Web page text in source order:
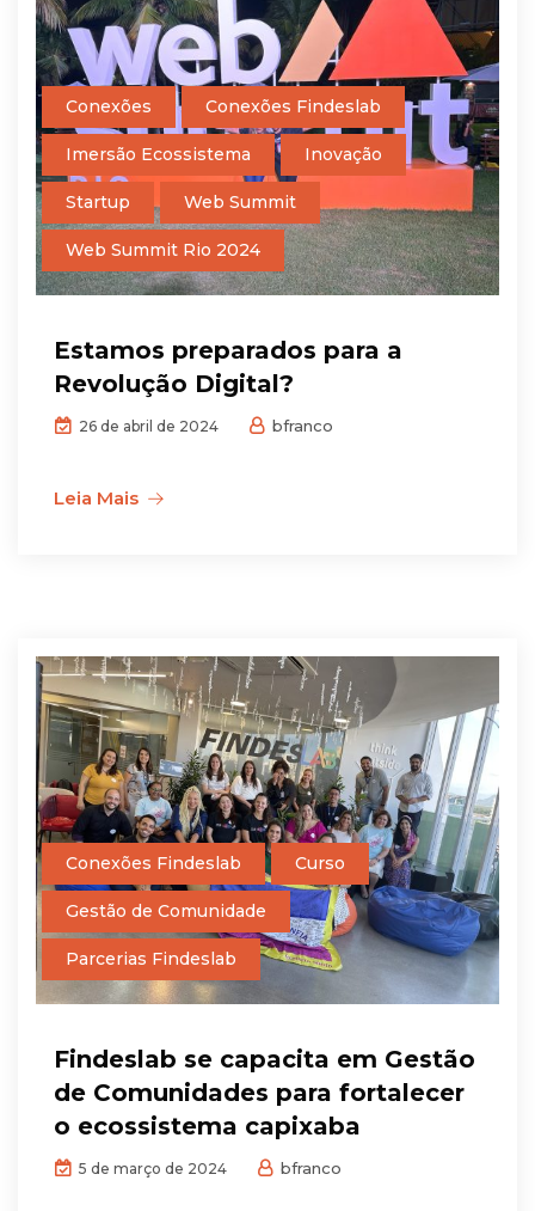
Conexões Conexões Findeslab
Imersão Ecossistema Inovação
Startup Web Summit
Web Summit Rio 2024
Estamos preparados para a
Revolução Digital?
26 de abril de 2024 bfranco
Leia Mais
Conexões Findeslab Curso
Gestão de Comunidade
Parcerias Findeslab
Findeslab se capacita em Gestão
de Comunidades para fortalecer
o ecossistema capixaba
5 de março de 2024 bfranco